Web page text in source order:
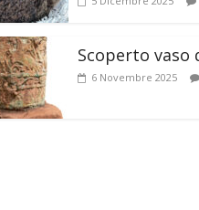
Scoperto vaso
6 Novembre 2025